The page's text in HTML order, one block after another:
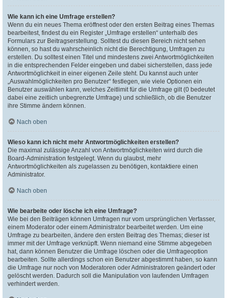
Wie kann ich eine Umfrage erstellen?
Wenn du ein neues Thema eröffnest oder den ersten Beitrag eines Themas
bearbeitest, findest du ein Register „Umfrage erstellen“ unterhalb des
Formulars zur Beitragserstellung. Solltest du diesen Bereich nicht sehen
können, so hast du wahrscheinlich nicht die Berechtigung, Umfragen zu
erstellen. Du solltest einen Titel und mindestens zwei Antwortmöglichkeiten
in die entsprechenden Felder eingeben und dabei sicherstellen, dass jede
Antwortmöglichkeit in einer eigenen Zeile steht. Du kannst auch unter
„Auswahlmöglichkeiten pro Benutzer“ festlegen, wie viele Optionen ein
Benutzer auswählen kann, welches Zeitlimit für die Umfrage gilt (0 bedeutet
dabei eine zeitlich unbegrenzte Umfrage) und schließlich, ob die Benutzer
ihre Stimme ändern können.
Nach oben
Wieso kann ich nicht mehr Antwortmöglichkeiten erstellen?
Die maximal zulässige Anzahl von Antwortmöglichkeiten wird durch die
Board-Administration festgelegt. Wenn du glaubst, mehr
Antwortmöglichkeiten als zugelassen zu benötigen, kontaktiere einen
Administrator.
Nach oben
Wie bearbeite oder lösche ich eine Umfrage?
Wie bei den Beiträgen können Umfragen nur vom ursprünglichen Verfasser,
einem Moderator oder einem Administrator bearbeitet werden. Um eine
Umfrage zu bearbeiten, ändere den ersten Beitrag des Themas; dieser ist
immer mit der Umfrage verknüpft. Wenn niemand eine Stimme abgegeben
hat, dann können Benutzer die Umfrage löschen oder die Umfrageoption
bearbeiten. Sollte allerdings schon ein Benutzer abgestimmt haben, so kann
die Umfrage nur noch von Moderatoren oder Administratoren geändert oder
gelöscht werden. Dadurch soll die Manipulation von laufenden Umfragen
verhindert werden.